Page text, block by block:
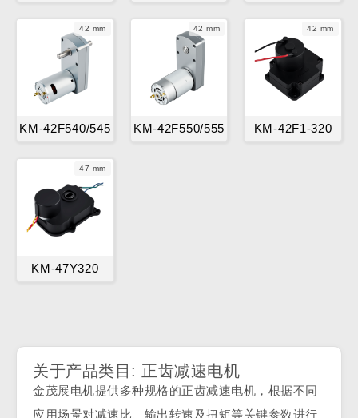
42 mm
KM-42F540/545
42 mm
KM-42F550/555
42 mm
KM-42F1-320
47 mm
KM-47Y320
关于产品类目: 正齿减速电机
金茂展电机提供多种规格的正齿减速电机，根据不同
应用场景对减速比、输出转速及扭矩等关键参数进行